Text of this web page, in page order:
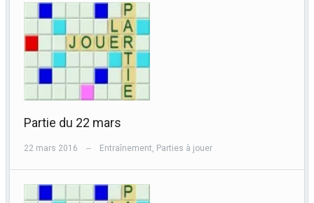
Partie du 22 mars
22 mars 2016 — Entraînement, Parties à jouer